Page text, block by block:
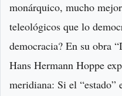
monárquico, mucho
teleológicos que lo
democracia? En su obra
Hans Hermann Hoppe
meridiana: Si el “estado”